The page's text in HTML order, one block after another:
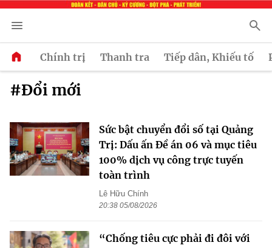
Chính trị Thanh tra Tiếp dân, Khiếu tố
#Đổi mới
Sức bật chuyển đổi số tại Quảng
Trị: Dấu ấn Đề án 06 và mục tiêu
100% dịch vụ công trực tuyến
toàn trình
Lê Hữu Chính
20:38 05/08/2026
“Chống tiêu cực phải đi đôi với